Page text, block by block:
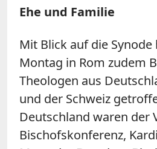
Ehe und Familie
Mit Blick auf die Synode
Montag in Rom zudem
Theologen aus
und der Schweiz
Deutschland waren der
Bischofskonferenz,